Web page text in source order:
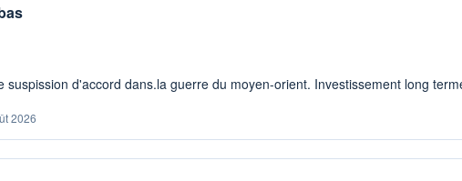
d'accord dans.la guerre du moyen-orient. Investissement long
2026